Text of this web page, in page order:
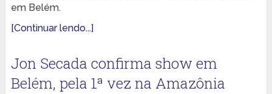
em Belém.
[Continuar lendo...]
Jon Secada confirma show em
Belém, pela 1ª vez na Amazônia